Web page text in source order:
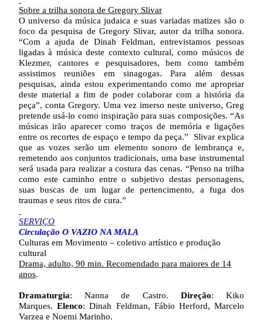
Sobre a trilha sonora de Gregory Slivar
O universo da música judaica e suas variadas matizes são o
foco da pesquisa de Gregory Slivar, autor da trilha sonora.
“Com a ajuda de Dinah Feldman, entrevistamos pessoas
ligadas à música deste contexto cultural, como músicos de
Klezmer, cantores e pesquisadores, bem como também
assistimos reuniões em sinagogas. Para além dessas
pesquisas, ainda estou experimentando como me apropriar
deste material a fim de poder colaborar com a história da
peça”, conta Gregory. Uma vez imerso neste universo, Greg
pretende usá-lo como inspiração para suas composições. “As
músicas irão aparecer como traços de memória e ligações
entre os recortes de espaço e tempo da peça.” Slivar explica
que as vozes serão um elemento sonoro de lembrança e,
remetendo aos conjuntos tradicionais, uma base instrumental
será usada para realizar a costura das cenas. “Penso na trilha
como este caminho entre o subjetivo destas personagens,
suas buscas de um lugar de pertencimento, a fuga dos
traumas e seus ritos de cura.”
SERVIÇO
Circulação O VAZIO NA MALA
Culturas em Movimento – coletivo artístico e produção
cultural
Drama, adulto, 90 min. Recomendado para maiores de 14
anos.
Dramaturgia: Nanna de Castro. Direção: Kiko
Marques.Elenco: Dinah Feldman, Fábio Herford, Marcelo
Varzea e Noemi Marinho.